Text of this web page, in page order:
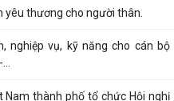
yêu thương cho người thân.
nghiệp vụ, kỹ năng cho cán bộ
Nam thành phố tổ chức Hội nghị